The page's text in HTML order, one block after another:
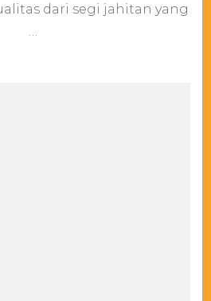
dari segi jahitan yang